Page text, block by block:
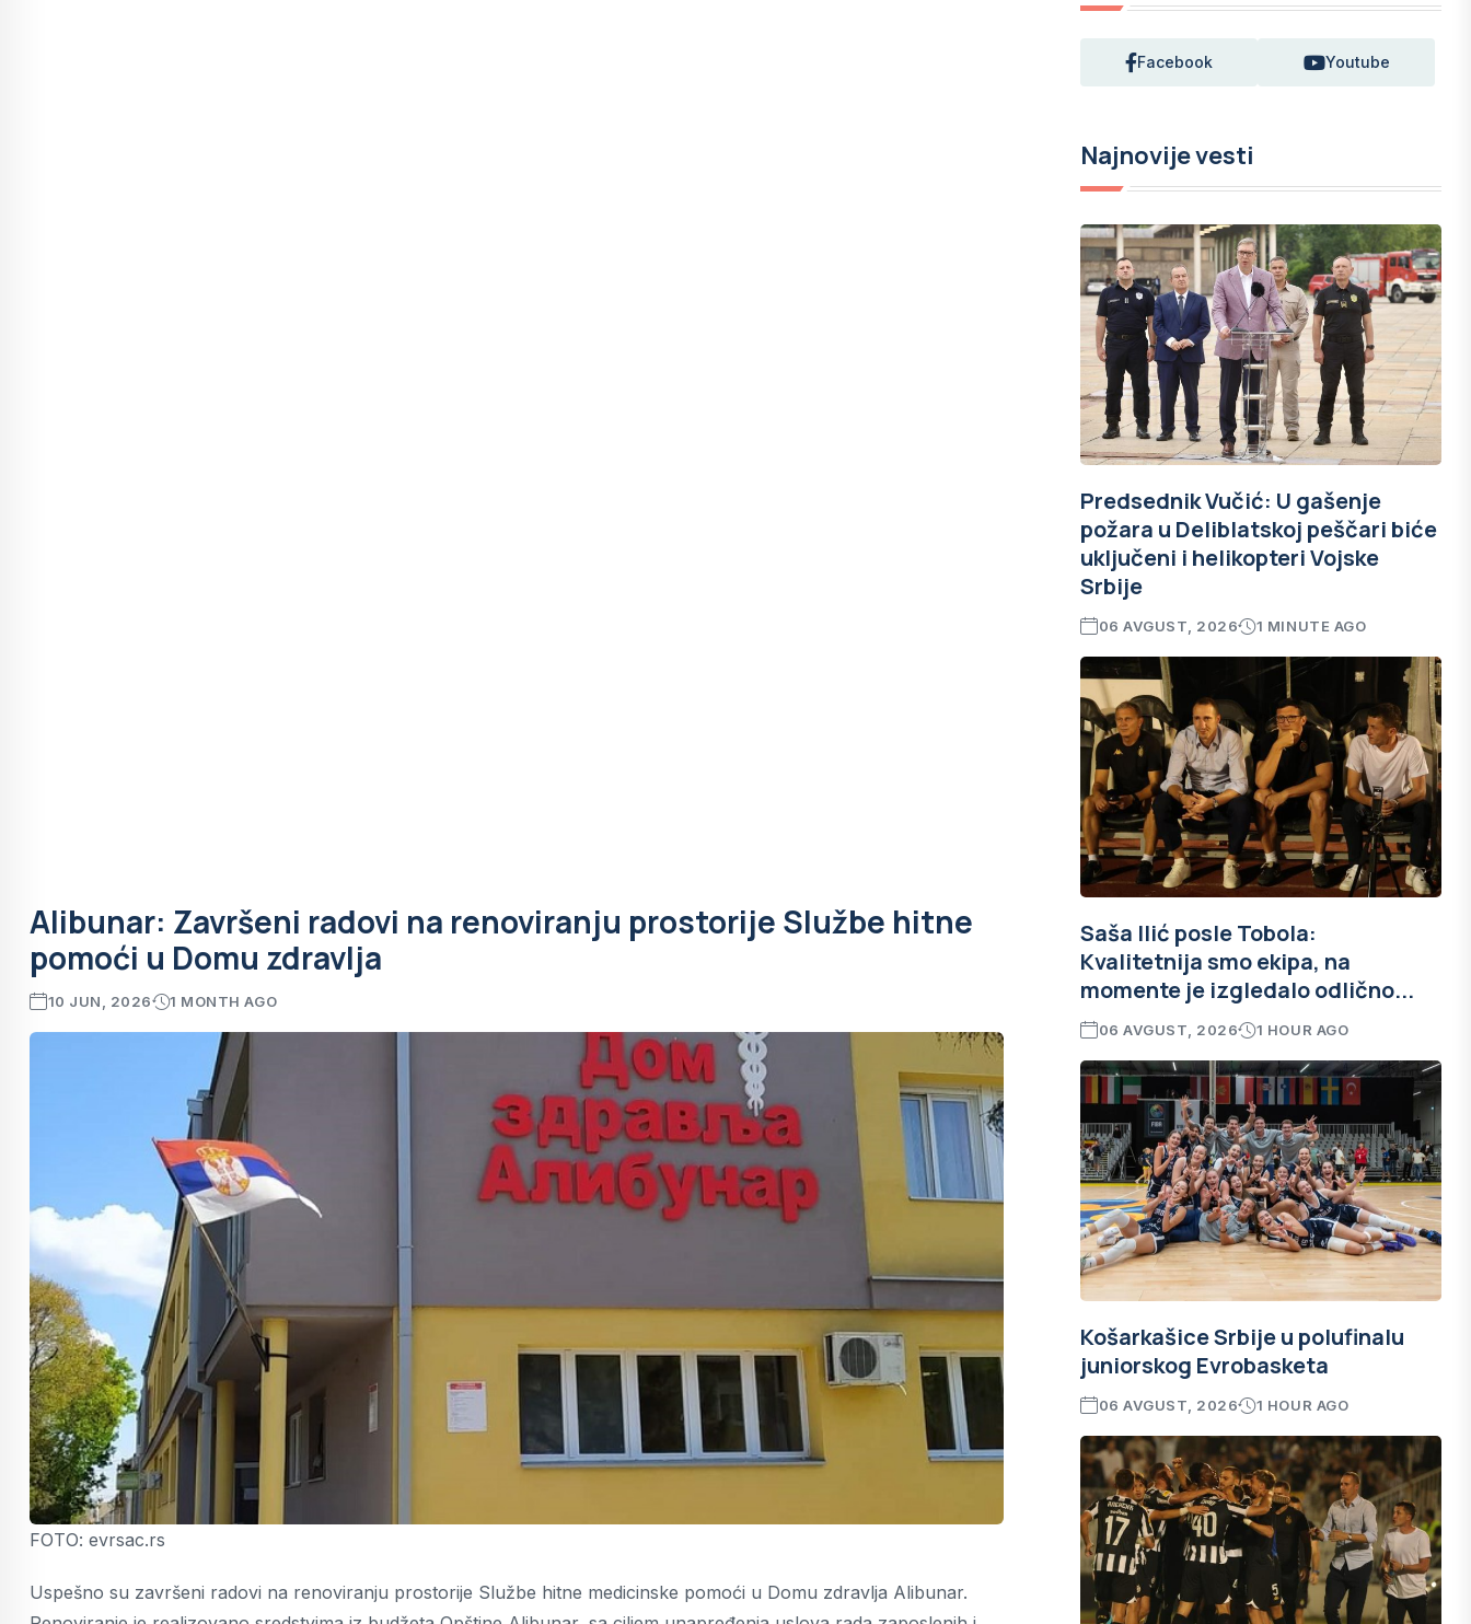
Alibunar: Završeni radovi na renoviranju prostorije Službe hitne
pomoći u Domu zdravlja
10 JUN, 2026 1 MONTH AGO
FOTO: evrsac.rs
Uspešno su završeni radovi na renoviranju prostorije Službe hitne medicinske pomoći u Domu zdravlja Alibunar.
Facebook Youtube
Najnovije vesti
Predsednik Vučić: U gašenje
požara u Deliblatskoj peščari biće
uključeni i helikopteri Vojske
Srbije
06 AVGUST, 2026 1 MINUTE AGO
Saša Ilić posle Tobola:
Kvalitetnija smo ekipa, na
momente je izgledalo odlično...
06 AVGUST, 2026 1 HOUR AGO
Košarkašice Srbije u polufinalu
juniorskog Evrobasketa
06 AVGUST, 2026 1 HOUR AGO